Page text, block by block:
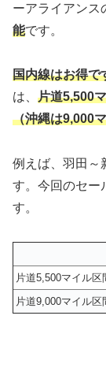
ーアライアンス
能です。
国内線はお得で
は、 片道5,500
（沖縄は9,000
例えば、羽田～
す。今回のセー
す。
片道5,500マイル区
片道9,000マイル区